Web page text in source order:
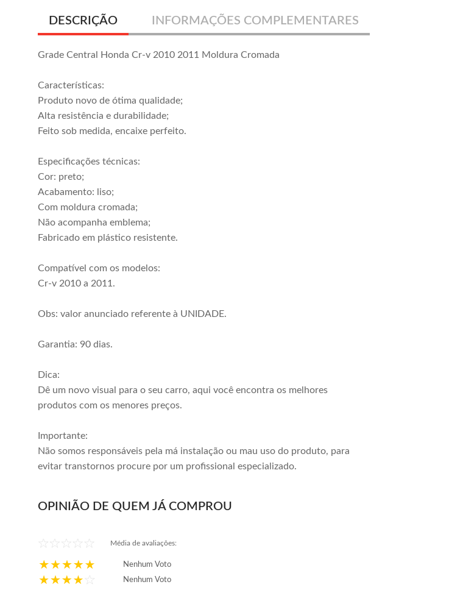
DESCRIÇÃO INFORMAÇÕES COMPLEMENTARES
Grade Central Honda Cr-v 2010 2011 Moldura Cromada
Características:
Produto novo de ótima qualidade;
Alta resistência e durabilidade;
Feito sob medida, encaixe perfeito.
Especificações técnicas:
Cor: preto;
Acabamento: liso;
Com moldura cromada;
Não acompanha emblema;
Fabricado em plástico resistente.
Compatível com os modelos:
Cr-v 2010 a 2011.
Obs: valor anunciado referente à UNIDADE.
Garantia: 90 dias.
Dica:
Dê um novo visual para o seu carro, aqui você encontra os melhores
produtos com os menores preços.
Importante:
Não somos responsáveis pela má instalação ou mau uso do produto, para
evitar transtornos procure por um profissional especializado.
OPINIÃO DE QUEM JÁ COMPROU
Média de avaliações:
Nenhum Voto
Nenhum Voto